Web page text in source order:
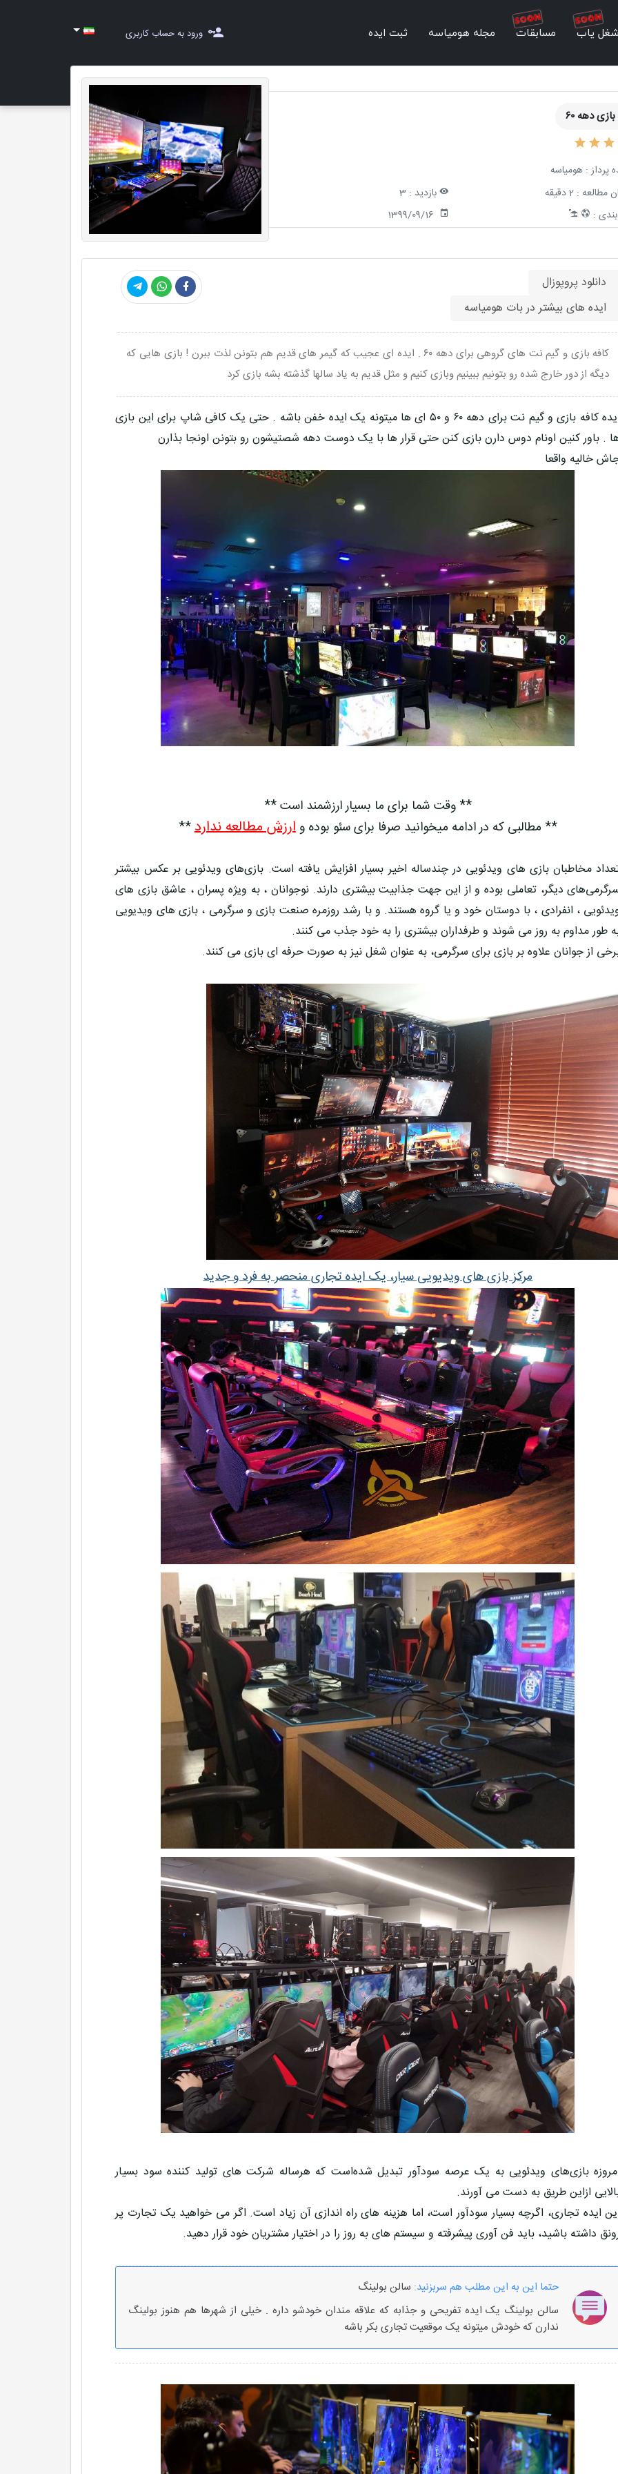
یاب مسابقات مجله هومیاسه ثبت ایده ورود به حساب کاربری
دهه ۶۰
پرداز : هومیاسه
مطالعه : 2 دقیقه بازدید : 3
:
1399/09/16
دانلود پروپوزال
ایده های بیشتر در بات هومیاسه
کافه بازی و گیم نت های گروهی برای دهه ۶۰ . ایده ای عجیب که گیمر های قدیم هم بتونن لذت ببرن ! بازی هایی که
دیگه از دور خارج شده رو بتونیم ببینیم وبازی کنیم و مثل قدیم به یاد سالها گذشته بشه بازی کرد
ایده کافه بازی و گیم نت برای دهه ۶۰ و ۵۰ ای ها میتونه یک ایده خفن باشه . حتی یک کافی شاپ برای این بازی
. باور کنین اونام دوس دارن بازی کنن حتی قرار ها با یک دوست دهه شصتیشون رو بتونن اونجا بذارن
خالیه واقعا
** وقت شما برای ما بسیار ارزشمند است **
** مطالبی که در ادامه میخوانید صرفا برای سئو بوده وارزش مطالعه ندارد**
مخاطبان بازی های ویدئویی در چندساله اخیر بسیار افزایش یافته است. بازی‌های ویدئویی بر عکس بیشتر
دیگر، تعاملی بوده و از این جهت جذابیت بیشتری دارند. نوجوانان ، به ویژه پسران ، عاشق بازی های
، انفرادی ، با دوستان خود و یا گروه هستند. و با رشد روزمره صنعت بازی و سرگرمی ، بازی های ویدیویی
طور مداوم به روز می شوند و طرفداران بیشتری را به خود جذب می کنند.
از جوانان علاوه بر بازی برای سرگرمی، به عنوان شغل نیز به صورت حرفه ای بازی می کنند.
مرکز بازی های ویدیویی سیار، یک ایده تجاری منحصر به فرد و جدید
بازی‌های ویدئویی به یک عرصه سودآور تبدیل شده‌است که هرساله شرکت های تولید کننده سود بسیار
ازاین طریق به دست می آورند.
ایده تجاری، اگرچه بسیار سودآور است، اما هزینه های راه اندازی آن زیاد است. اگر می خواهید یک تجارت پر
داشته باشید، باید فن آوری پیشرفته و سیستم های به روز را در اختیار مشتریان خود قرار دهید.
حتما این به این مطلب هم سربزنید: سالن بولینگ
سالن بولینگ یک ایده تفریحی و جذابه که علاقه مندان خودشو داره . خیلی از شهرها هم هنوز بولینگ
ندارن که خودش میتونه یک موقعیت تجاری بکر باشه